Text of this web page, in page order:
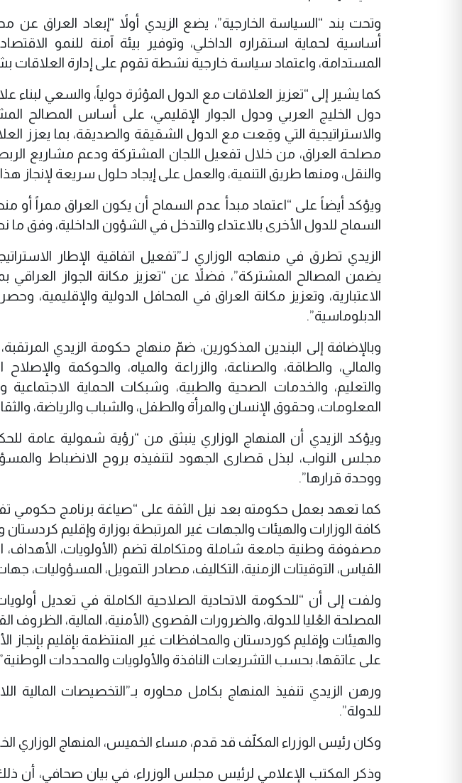
وتحت بند “السياسة الخارجية”، يضع الزيدي أولاً “إبعاد العراق عن
أساسية لحماية استقراره الداخلي، وتوفير بيئة آمنة للنمو
المستدامة، واعتماد سياسة خارجية نشطة تقوم على إدارة العلاقات
كما يشير إلى “تعزيز العلاقات مع الدول المؤثرة دولياً، والسعي لبناء
دول الخليج العربي ودول الجوار الإقليمي، على أساس المصالح
والاستراتيجية التي وقِعت مع الدول الشقيقة والصديقة، بما يعزز
مصلحة العراق، من خلال تفعيل اللجان المشتركة ودعم مشاريع
والنقل، ومنها طريق التنمية، والعمل على إيجاد حلول سريعة لإنجاز
ويؤكد أيضاً على “اعتماد مبدأ عدم السماح أن يكون العراق ممراً أو
السماح للدول الأخرى بالاعتداء والتدخل في الشؤون الداخلية، وفق ما
الزيدي تطرق في منهاجه الوزاري لـ”تفعيل اتفاقية الإطار
يضمن المصالح المشتركة”، فضلاً عن “تعزيز مكانة الجواز العراقي
الاعتبارية، وتعزيز مكانة العراق في المحافل الدولية والإقليمية،
الدبلوماسية”.
والمالي، والطاقة، والصناعة، والزراعة والمياه، والحوكمة
والتعليم، والخدمات الصحية والطبية، وشبكات الحماية الاجتماعية
المعلومات، وحقوق الإنسان والمرأة والطفل، والشباب والرياضة،
ويؤكد الزيدي أن المنهاج الوزاري ينبثق من “رؤية شمولية عامة
مجلس النواب، لبذل قصارى الجهود لتنفيذه بروح الانضباط
ووحدة قرارها”.
كما تعهد بعمل حكومته بعد نيل الثقة على “صياغة برنامج حكومي
كافة الوزارات والهيئات والجهات غير المرتبطة بوزارة وإقليم
مصفوفة وطنية جامعة شاملة ومتكاملة تضم (الأولويات، الأهداف،
القياس، التوقيتات الزمنية، التكاليف، مصادر التمويل، المسؤوليات،
ولفت إلى أن “للحكومة الاتحادية الصلاحية الكاملة في تعديل
المصلحة العُليا للدولة، والضرورات القصوى (الأمنية، المالية، الظروف
والهيئات وإقليم كوردستان والمحافظات غير المنتظمة بإقليم بإنجاز
على عاتقها، بحسب التشريعات النافذة والأولويات والمحددات
ورهن الزيدي تنفيذ المنهاج بكامل محاوره بـ”التخصيصات المالية
للدولة”.
وكان رئيس الوزراء المكلّف قد قدم، مساء الخميس، المنهاج الوزاري
وذكر المكتب الإعلامي لرئيس مجلس الوزراء، في بيان صحافي، أن